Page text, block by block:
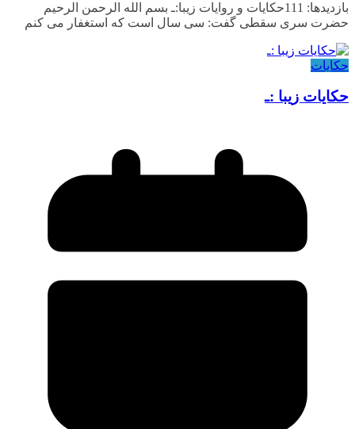
بازدیدها: 111حکایات و روایات زیبا:ـ بسم الله الرحمن الرحیم
حضرت سری سقطی گفت: سی سال است که استغفار می کنم
حکایات
حکایات زیبا :ـ